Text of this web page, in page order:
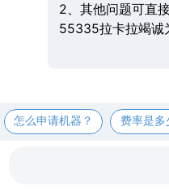
2、其他问题可直
55335拉卡拉竭诚
怎么申请机器？ 费率是多